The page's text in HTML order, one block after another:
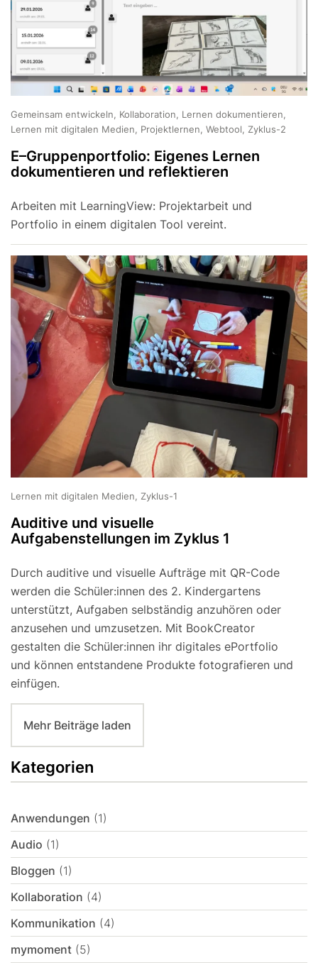
Gemeinsam entwickeln, Kollaboration, Lernen dokumentieren,
Lernen mit digitalen Medien, Projektlernen, Webtool, Zyklus-2
E–Gruppenportfolio: Eigenes Lernen
dokumentieren und reflektieren
Arbeiten mit LearningView: Projektarbeit und
Portfolio in einem digitalen Tool vereint.
Lernen mit digitalen Medien, Zyklus-1
Auditive und visuelle
Aufgabenstellungen im Zyklus 1
Durch auditive und visuelle Aufträge mit QR-Code
werden die Schüler:innen des 2. Kindergartens
unterstützt, Aufgaben selbständig anzuhören oder
anzusehen und umzusetzen. Mit BookCreator
gestalten die Schüler:innen ihr digitales ePortfolio
und können entstandene Produkte fotografieren und
einfügen.
Mehr Beiträge laden
Kategorien
Anwendungen (1)
Audio (1)
Bloggen (1)
Kollaboration (4)
Kommunikation (4)
mymoment (5)